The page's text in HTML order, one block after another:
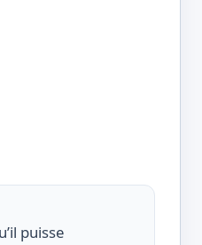
puisse